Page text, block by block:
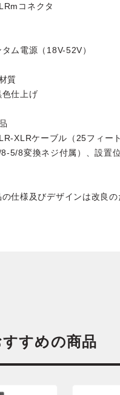
コネクタ
タム電源（18V-52V）
質
色仕上げ
XLRケーブル（25フィー
8-5/8変換ネジ付属）、設置
仕様及びデザインは改良の
すめの商品